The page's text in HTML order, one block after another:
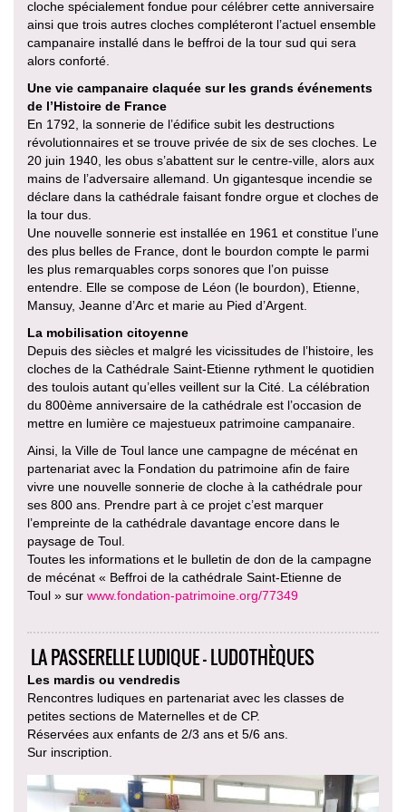
cloche spécialement fondue pour célébrer cette anniversaire
ainsi que trois autres cloches compléteront l’actuel ensemble
campanaire installé dans le beffroi de la tour sud qui sera
alors conforté.
Une vie campanaire claquée sur les grands événements
de l’Histoire de France
En 1792, la sonnerie de l’édifice subit les destructions
révolutionnaires et se trouve privée de six de ses cloches. Le
20 juin 1940, les obus s’abattent sur le centre-ville, alors aux
mains de l’adversaire allemand. Un gigantesque incendie se
déclare dans la cathédrale faisant fondre orgue et cloches de
la tour dus.
Une nouvelle sonnerie est installée en 1961 et constitue l’une
des plus belles de France, dont le bourdon compte le parmi
les plus remarquables corps sonores que l’on puisse
entendre. Elle se compose de Léon (le bourdon), Etienne,
Mansuy, Jeanne d’Arc et marie au Pied d’Argent.
La mobilisation citoyenne
Depuis des siècles et malgré les vicissitudes de l’histoire, les
cloches de la Cathédrale Saint-Etienne rythment le quotidien
des toulois autant qu’elles veillent sur la Cité. La célébration
du 800ème anniversaire de la cathédrale est l’occasion de
mettre en lumière ce majestueux patrimoine campanaire.
Ainsi, la Ville de Toul lance une campagne de mécénat en
partenariat avec la Fondation du patrimoine afin de faire
vivre une nouvelle sonnerie de cloche à la cathédrale pour
ses 800 ans. Prendre part à ce projet c’est marquer
l’empreinte de la cathédrale davantage encore dans le
paysage de Toul.
Toutes les informations et le bulletin de don de la campagne
de mécénat « Beffroi de la cathédrale Saint-Etienne de
Toul » sur www.fondation-patrimoine.org/77349
LA PASSERELLE LUDIQUE - LUDOTHÈQUES
Les mardis ou vendredis
Rencontres ludiques en partenariat avec les classes de
petites sections de Maternelles et de CP.
Réservées aux enfants de 2/3 ans et 5/6 ans.
Sur inscription.